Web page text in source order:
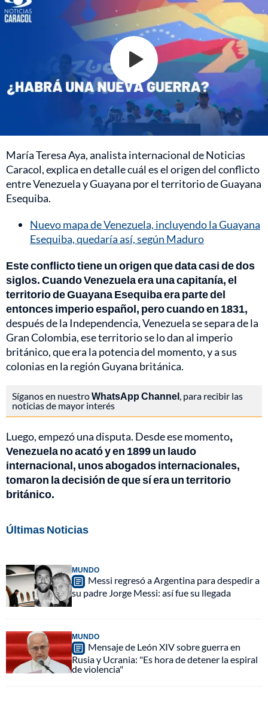
María Teresa Aya, analista internacional de Noticias
Caracol, explica en detalle cuál es el origen del conflicto
entre Venezuela y Guayana por el territorio de Guayana
Esequiba.
Nuevo mapa de Venezuela, incluyendo la Guayana
Esequiba, quedaría así, según Maduro
Este conflicto tiene un origen que data casi de dos
siglos. Cuando Venezuela era una capitanía, el
territorio de Guayana Esequiba era parte del
entonces imperio español, pero cuando en 1831,
después de la Independencia, Venezuela se separa de la
Gran Colombia, ese territorio se lo dan al imperio
británico, que era la potencia del momento, y a sus
colonias en la región Guyana británica.
Síganos en nuestroWhatsApp Channel , para recibir las
noticias de mayor interés
Luego, empezó una disputa. Desde ese momento,
Venezuela no acató y en 1899 un laudo
internacional, unos abogados internacionales,
tomaron la decisión de que sí era un territorio
británico.
Últimas Noticias
MUNDO
Messi regresó a Argentina para despedir a
su padre Jorge Messi: así fue su llegada
MUNDO
Mensaje de León XIV sobre guerra en
Rusia y Ucrania: "Es hora de detener la espiral
de violencia"